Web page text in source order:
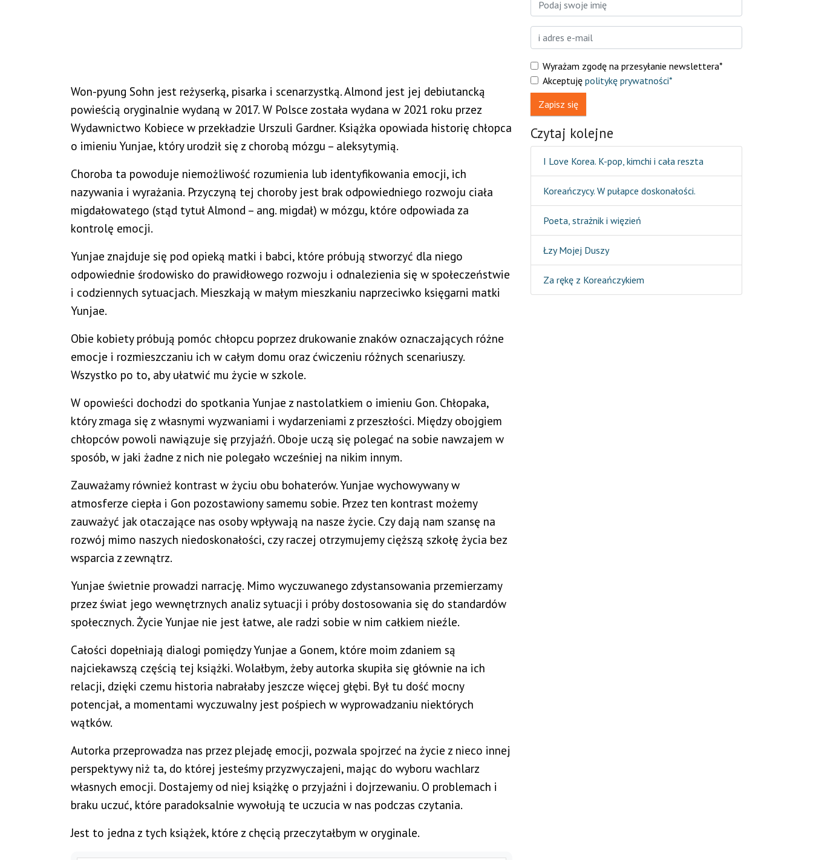
Won-pyung Sohn jest reżyserką, pisarka i scenarzystką. Almond jest jej debiutancką
powieścią oryginalnie wydaną w 2017. W Polsce została wydana w 2021 roku przez
Wydawnictwo Kobiece w przekładzie Urszuli Gardner. Książka opowiada historię chłopca
o imieniu Yunjae, który urodził się z chorobą mózgu – aleksytymią.
Choroba ta powoduje niemożliwość rozumienia lub identyfikowania emocji, ich
nazywania i wyrażania. Przyczyną tej choroby jest brak odpowiedniego rozwoju ciała
migdałowatego (stąd tytuł Almond – ang. migdał) w mózgu, które odpowiada za
kontrolę emocji.
Yunjae znajduje się pod opieką matki i babci, które próbują stworzyć dla niego
odpowiednie środowisko do prawidłowego rozwoju i odnalezienia się w społeczeństwie
i codziennych sytuacjach. Mieszkają w małym mieszkaniu naprzeciwko księgarni matki
Yunjae.
Obie kobiety próbują pomóc chłopcu poprzez drukowanie znaków oznaczających różne
emocje i rozmieszczaniu ich w całym domu oraz ćwiczeniu różnych scenariuszy.
Wszystko po to, aby ułatwić mu życie w szkole.
W opowieści dochodzi do spotkania Yunjae z nastolatkiem o imieniu Gon. Chłopaka,
który zmaga się z własnymi wyzwaniami i wydarzeniami z przeszłości. Między obojgiem
chłopców powoli nawiązuje się przyjaźń. Oboje uczą się polegać na sobie nawzajem w
sposób, w jaki żadne z nich nie polegało wcześniej na nikim innym.
Zauważamy również kontrast w życiu obu bohaterów. Yunjae wychowywany w
atmosferze ciepła i Gon pozostawiony samemu sobie. Przez ten kontrast możemy
zauważyć jak otaczające nas osoby wpływają na nasze życie. Czy dają nam szansę na
rozwój mimo naszych niedoskonałości, czy raczej otrzymujemy cięższą szkołę życia bez
wsparcia z zewnątrz.
Yunjae świetnie prowadzi narrację. Mimo wyczuwanego zdystansowania przemierzamy
przez świat jego wewnętrznych analiz sytuacji i próby dostosowania się do standardów
społecznych. Życie Yunjae nie jest łatwe, ale radzi sobie w nim całkiem nieźle.
Całości dopełniają dialogi pomiędzy Yunjae a Gonem, które moim zdaniem są
najciekawszą częścią tej książki. Wolałbym, żeby autorka skupiła się głównie na ich
relacji, dzięki czemu historia nabrałaby jeszcze więcej głębi. Był tu dość mocny
potencjał, a momentami wyczuwalny jest pośpiech w wyprowadzaniu niektórych
wątków.
Autorka przeprowadza nas przez plejadę emocji, pozwala spojrzeć na życie z nieco innej
perspektywy niż ta, do której jesteśmy przyzwyczajeni, mając do wyboru wachlarz
własnych emocji. Dostajemy od niej książkę o przyjaźni i dojrzewaniu. O problemach i
braku uczuć, które paradoksalnie wywołują te uczucia w nas podczas czytania.
Jest to jedna z tych książek, które z chęcią przeczytałbym w oryginale.
Wyrażam zgodę na przesyłanie newslettera*
Akceptuję politykę prywatności*
Zapisz się
Czytaj kolejne
I Love Korea. K-pop, kimchi i cała reszta
Koreańczycy. W pułapce doskonałości.
Poeta, strażnik i więzień
Łzy Mojej Duszy
Za rękę z Koreańczykiem